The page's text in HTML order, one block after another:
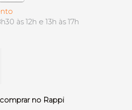
às 12h e 13h às 17h
no Rappi